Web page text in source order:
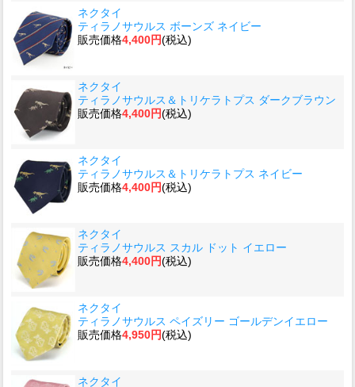
ネクタイ
ティラノサウルス ボーンズ ネイビー
販売価格4,400円(税込)
ネクタイ
ティラノサウルス＆トリケラトプス ダークブラウン
販売価格4,400円(税込)
ネクタイ
ティラノサウルス＆トリケラトプス ネイビー
販売価格4,400円(税込)
ネクタイ
ティラノサウルス スカル ドット イエロー
販売価格4,400円(税込)
ネクタイ
ティラノサウルス ペイズリー ゴールデンイエロー
販売価格4,950円(税込)
ネクタイ